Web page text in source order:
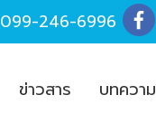
099-246-6996
ข่าวสาร บทความ